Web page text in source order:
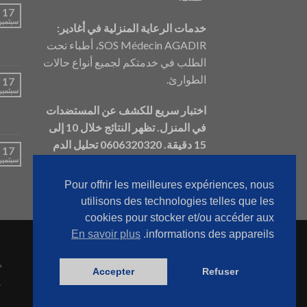
خدمات الرعاية المنزلية في أغادير:
SOS Médecin AGADIR، أطباء تحت
الطلب في خدمتكم لجميع أنواع حالات
الطوارئ.
اختبار سريع للكشف عن المستضدات
في المنزل. تظهر النتائج خلال 10 إلى
15 دقيقة. 0606320320
تحليل الدم
17
سبتمبر
17
سبتمبر
17
سبتمبر
Pour offrir les meilleures expériences, nous
utilisons des technologies telles que les
cookies pour stocker et/ou accéder aux
informations des appareils.
En savoir plus
Refuser
Accepter